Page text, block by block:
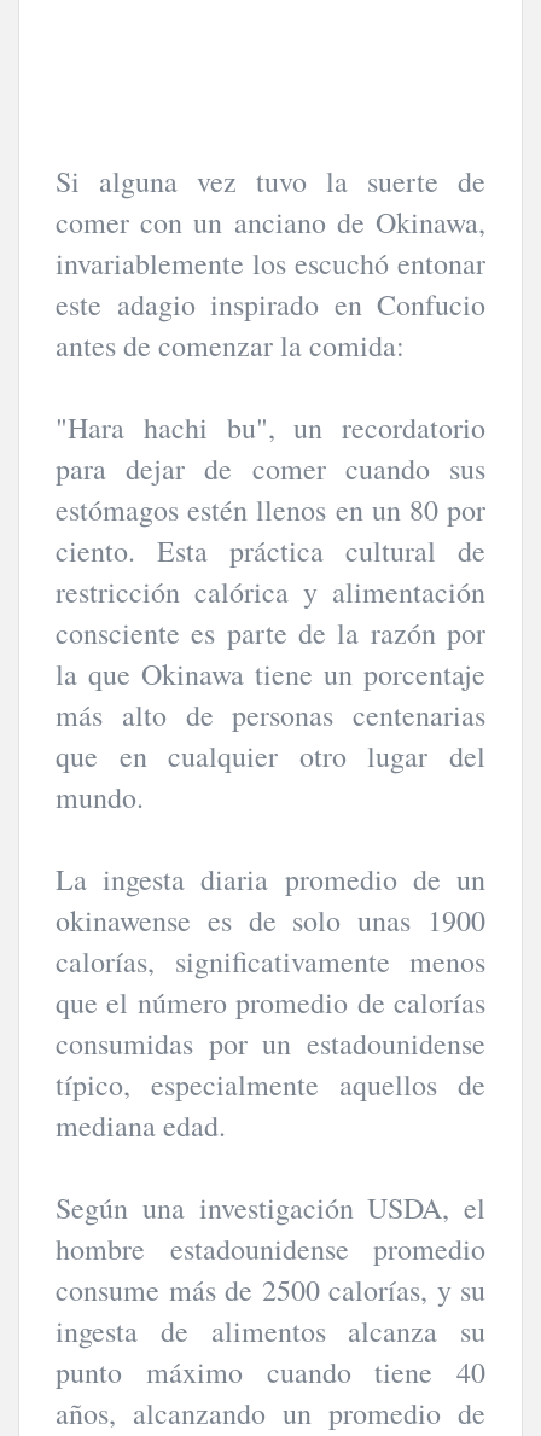
Si alguna vez tuvo la suerte de
comer con un anciano de Okinawa,
invariablemente los escuchó entonar
este adagio inspirado en Confucio
antes de comenzar la comida:
"Hara hachi bu", un recordatorio
para dejar de comer cuando sus
estómagos estén llenos en un 80 por
ciento. Esta práctica cultural de
restricción calórica y alimentación
consciente es parte de la razón por
la que Okinawa tiene un porcentaje
más alto de personas centenarias
que en cualquier otro lugar del
mundo.
La ingesta diaria promedio de un
okinawense es de solo unas 1900
calorías, significativamente menos
que el número promedio de calorías
consumidas por un estadounidense
típico, especialmente aquellos de
mediana edad.
Según una investigación USDA, el
hombre estadounidense promedio
consume más de 2500 calorías, y su
ingesta de alimentos alcanza su
punto máximo cuando tiene 40
años, alcanzando un promedio de